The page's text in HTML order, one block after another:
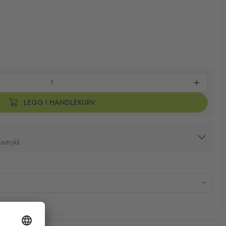
i treningsbagen eller på reise, slik at du alltid kan
og opplev den optimale kombinasjonen av beskyttelse og
LEGG I HANDLEKURV